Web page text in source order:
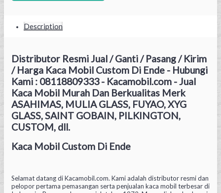
Description
Distributor Resmi Jual / Ganti / Pasang / Kirim
/ Harga Kaca Mobil Custom Di Ende - Hubungi
Kami : 08118809333 - Kacamobil.com - Jual
Kaca Mobil Murah Dan Berkualitas Merk
ASAHIMAS, MULIA GLASS, FUYAO, XYG
GLASS, SAINT GOBAIN, PILKINGTON,
CUSTOM, dll.
Kaca Mobil Custom Di Ende
Selamat datang di Kacamobil.com. Kami adalah distributor resmi dan
pelopor pertama pemasangan serta penjualan kaca mobil terbesar di